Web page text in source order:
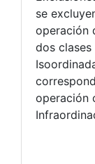
se
operación
dos clases
operación